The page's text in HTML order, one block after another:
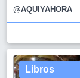
@AQUIYAHORA
Libros